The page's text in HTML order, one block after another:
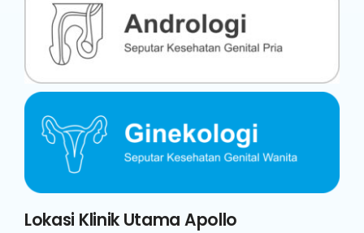
Lokasi Klinik Utama Apollo